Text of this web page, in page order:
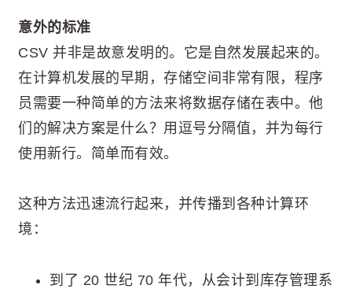
意外的标准
CSV 并非是故意发明的。它是自然发展起来的。
在计算机发展的早期，存储空间非常有限，程序
员需要一种简单的方法来将数据存储在表中。他
们的解决方案是什么？用逗号分隔值，并为每行
使用新行。简单而有效。
这种方法迅速流行起来，并传播到各种计算环
境：
到了 20 世纪 70 年代，从会计到库存管理系